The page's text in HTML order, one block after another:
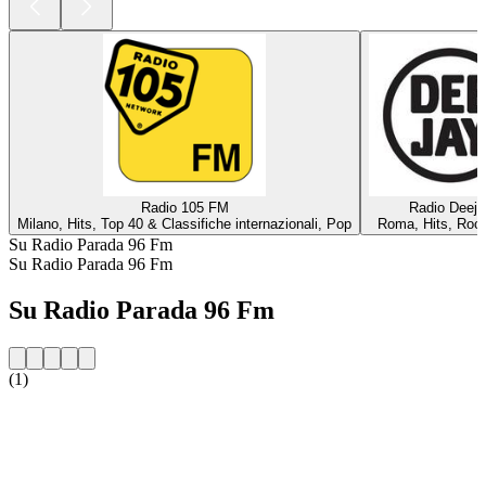
Radio 105 FM
Milano, Hits, Top 40 & Classifiche internazionali, Pop
Radio
Roma, Hits,
Su Radio Parada 96 Fm
Su Radio Parada 96 Fm
Su Radio Parada 96 Fm
(1)